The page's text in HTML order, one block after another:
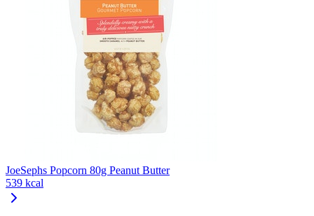
JoeSephs Popcorn 80g Peanut Butter
539 kcal